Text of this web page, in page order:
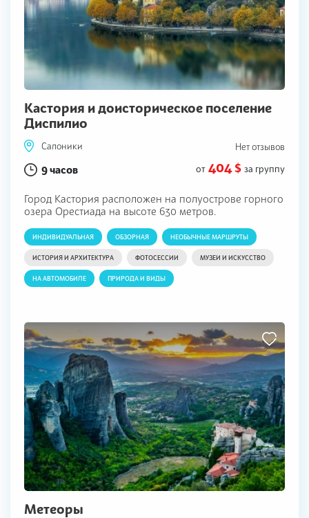
Кастория и доисторическое поселение
Диспилио
Салоники Нет отзывов
9 часов от 404 $ за группу
Город Кастория расположен на полуострове горного
озера Орестиада на высоте 630 метров.
ИНДИВИДУАЛЬНАЯ ОБЗОРНАЯ НЕОБЫЧНЫЕ МАРШРУТЫ
ИСТОРИЯ И АРХИТЕКТУРА ФОТОСЕССИИ МУЗЕИ И ИСКУССТВО
НА АВТОМОБИЛЕ ПРИРОДА И ВИДЫ
Метеоры